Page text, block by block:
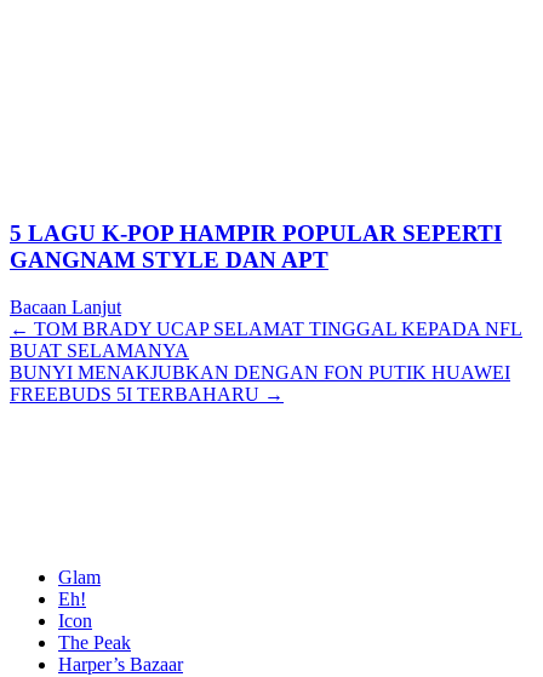
5 LAGU K-POP HAMPIR POPULAR SEPERTI
GANGNAM STYLE DAN APT
Bacaan Lanjut
Posts
navigation
← TOM BRADY UCAP SELAMAT TINGGAL KEPADA NFL
BUAT SELAMANYA
BUNYI MENAKJUBKAN DENGAN FON PUTIK HUAWEI
FREEBUDS 5I TERBAHARU →
Glam
Eh!
Icon
The Peak
Harper’s Bazaar